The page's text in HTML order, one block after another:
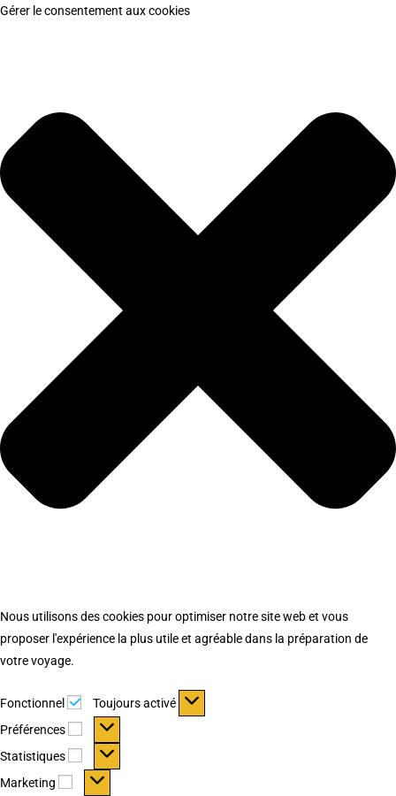
Gérer le consentement aux cookies
Nous utilisons des cookies pour optimiser notre site web et vous
proposer l'expérience la plus utile et agréable dans la préparation de
votre voyage.
Fonctionnel Fonctionnel
Toujours activé
Préférences
Préférences
Statistiques Statistiques
Marketing Marketing